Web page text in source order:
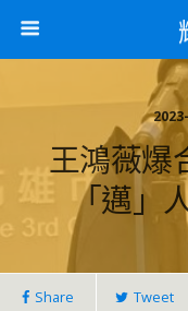
王鴻薇爆
「邁」
Share Tweet